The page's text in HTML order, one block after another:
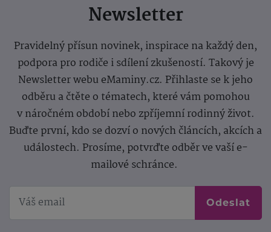
Newsletter
Pravidelný přísun novinek, inspirace na každý den,
podpora pro rodiče i sdílení zkušeností. Takový je
Newsletter webu eMaminy.cz. Přihlaste se k jeho
odběru a čtěte o tématech, které vám pomohou
v náročném období nebo zpříjemní rodinný život.
Buďte první, kdo se dozví o nových článcích, akcích a
událostech. Prosíme, potvrďte odběr ve vaší e-
mailové schránce.
Odeslat